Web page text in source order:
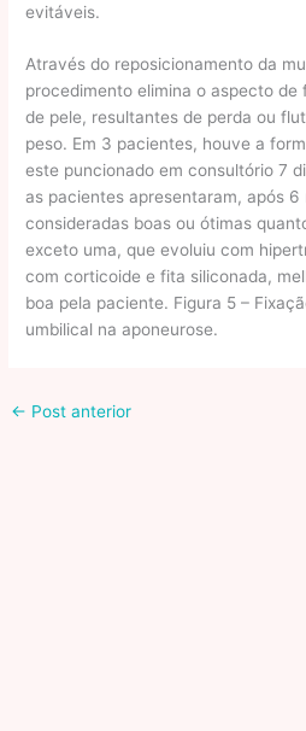
evitáveis.
Através do reposicionamento da
procedimento elimina o aspecto de
de pele, resultantes de perda ou
peso. Em 3 pacientes, houve a
este puncionado em consultório 7
as pacientes apresentaram, após
consideradas boas ou ótimas
exceto uma, que evoluiu com
com corticoide e fita siliconada,
boa pela paciente. Figura 5 –
umbilical na aponeurose.
← Post anterior